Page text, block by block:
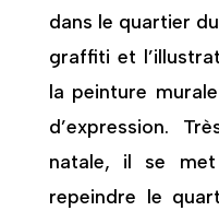
dans le quartier
graffiti et
la peinture
d’expression.
natale, il se
repeindre le